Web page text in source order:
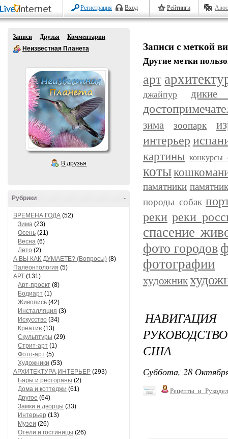
Регистрация Вход Рейтинги
Записи Друзья
Комментарии
Неизвестная Планета
В друзья
-
Рубрики
ВРЕМЕНА ГОДА (52)
Зима (23)
Осень (21)
Весна (6)
Лето (2)
А ВЫ КАК ДУМАЕТЕ? (Вопросы) (8)
Палеонтология (5)
АРТ (131)
Арт-проект (8)
Бодиарт (1)
Живопись (42)
Инсталляция (3)
Искусство (34)
Креатив (13)
Скульптуры (29)
Стрит-арт (1)
Фото-арт (5)
Художники (53)
АРХИТЕКТУРА,ИНТЕРЬЕР (293)
Бары и рестораны (2)
Дома и коттеджи (61)
Другое (64)
Замки и дворцы (33)
Интерьер (13)
Музеи (26)
Отели и гостиницы (26)
Записи с меткой
Другие метки
арт
джайпур дикие
зима зоопарк
интерьер
картины конкурсы
коты
памятники
породы собак
реки реки
спасение
фото городов
фотографии
художник
США
Суббота, 28